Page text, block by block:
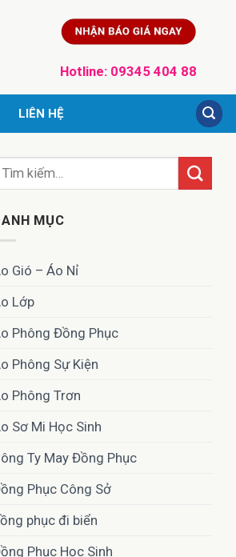
Hotline: 09345 404 88
LIÊN HỆ
MỤC
Gió – Áo Nỉ
Lớp
Phông Đồng Phục
Phông Sự Kiện
Phông Trơn
Sơ Mi Học Sinh
Ty May Đồng Phục
Phục Công Sở
phục đi biển
Phục Học Sinh